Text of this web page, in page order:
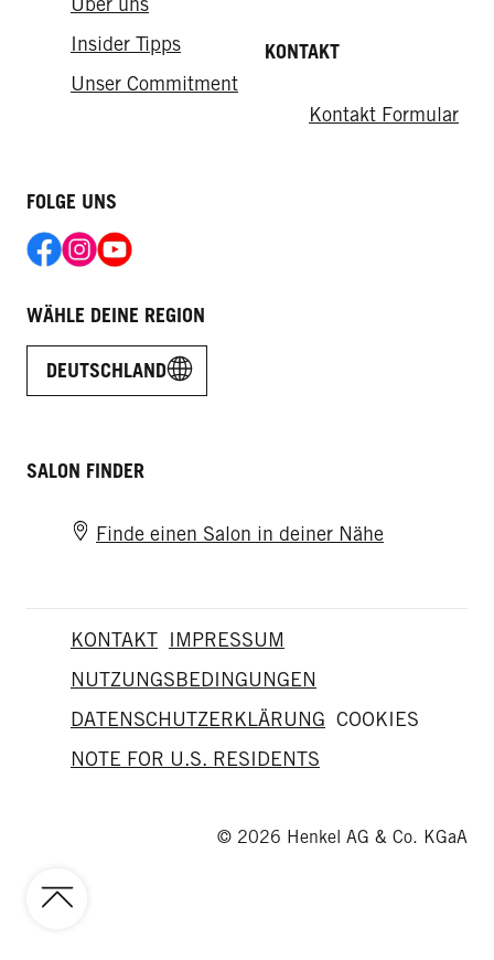
Das Frisch-vom-Friseur-Gefühl für
zuhause
So sorgen Sie für eine gesunde
Kopfhaut
Insider Tipps
Unser Commitment
KONTAKT
Kontakt Formular
FOLGE UNS
WÄHLE DEINE REGION
DEUTSCHLAND
SALON FINDER
Finde einen Salon in deiner Nähe
KONTAKT IMPRESSUM
NUTZUNGSBEDINGUNGEN
DATENSCHUTZERKLÄRUNG COOKIES
NOTE FOR U.S. RESIDENTS
© 2026 Henkel AG & Co. KGaA